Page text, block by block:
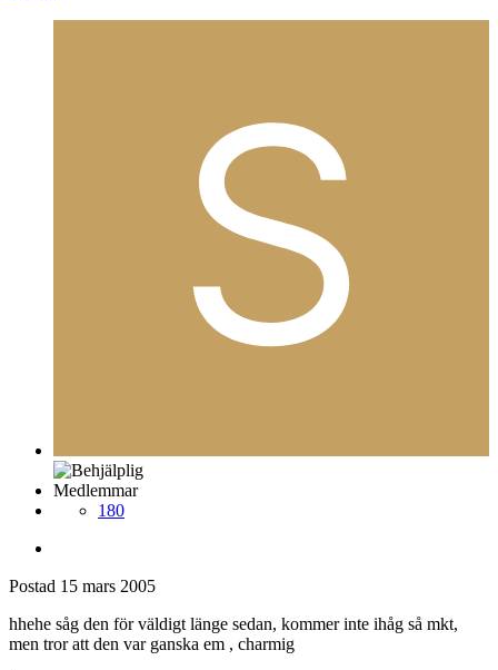
Medlemmar
180
Postad 15 mars 2005
hhehe såg den för väldigt länge sedan, kommer inte ihåg så mkt,
men tror att den var ganska em , charmig